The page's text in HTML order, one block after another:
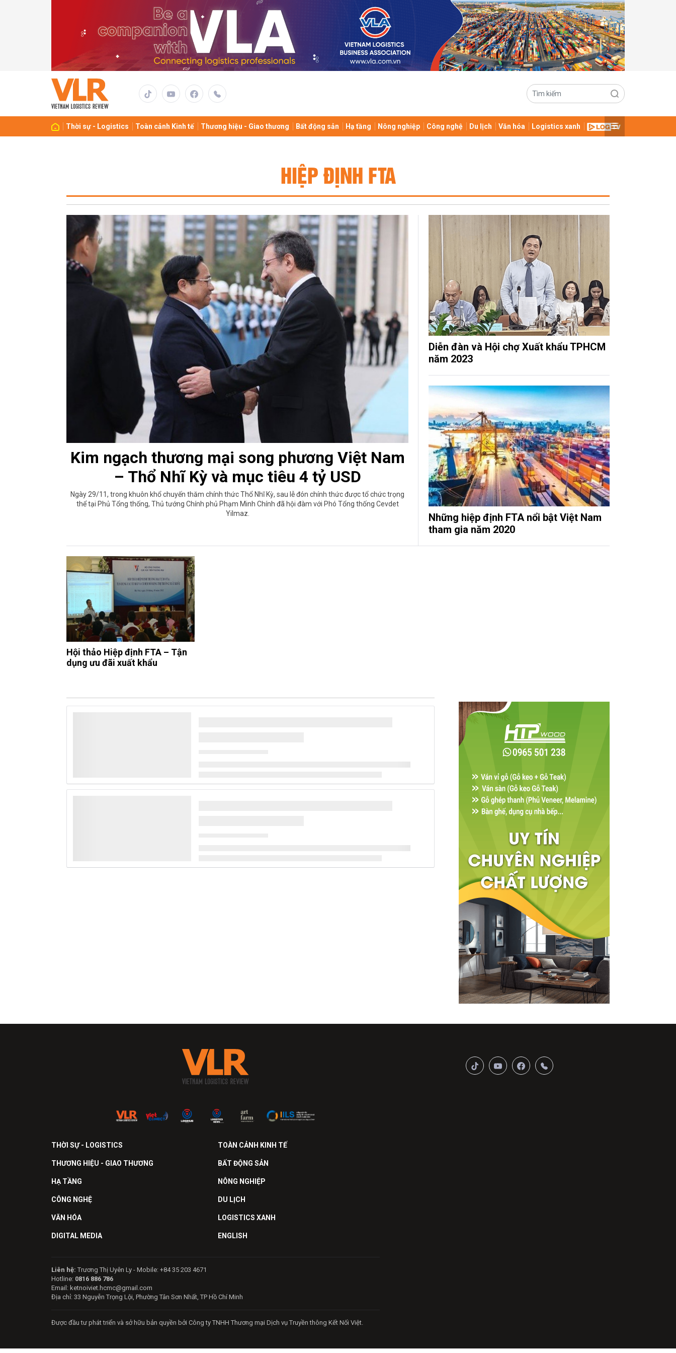
Thời sự - Logistics Toàn cảnh Kinh tế Thương hiệu - Giao thương Bất động sản Hạ tầng Nông nghiệp Công nghệ Du lịch Văn hóa Logistics xanh
HIỆP ĐỊNH FTA
Kim ngạch thương mại song phương Việt Nam
– Thổ Nhĩ Kỳ và mục tiêu 4 tỷ USD
Ngày 29/11, trong khuôn khổ chuyến thăm chính thức Thổ Nhĩ Kỳ, sau lễ đón chính thức được tổ chức trọng
thể tại Phủ Tổng thống, Thủ tướng Chính phủ Phạm Minh Chính đã hội đàm với Phó Tổng thống Cevdet
Yilmaz.
Diễn đàn và Hội chợ Xuất khẩu TPHCM
năm 2023
Những hiệp định FTA nổi bật Việt Nam
tham gia năm 2020
Hội thảo Hiệp định FTA – Tận
dụng ưu đãi xuất khẩu
THỜI SỰ - LOGISTICS TOÀN CẢNH KINH TẾ
THƯƠNG HIỆU - GIAO THƯƠNG BẤT ĐỘNG SẢN
HẠ TẦNG NÔNG NGHIỆP
CÔNG NGHỆ DU LỊCH
VĂN HÓA LOGISTICS XANH
DIGITAL MEDIA ENGLISH
Liên hệ: Trương Thị Uyên Ly - Mobile: +84 35 203 4671
Hotline: 0816 886 786
Email: ketnoiviet.hcmc@gmail.com
Địa chỉ: 33 Nguyễn Trọng Lội, Phường Tân Sơn Nhất, TP Hồ Chí Minh
Được đầu tư phát triển và sở hữu bản quyền bởi Công ty TNHH Thương mại Dịch vụ Truyền thông Kết Nối Việt.